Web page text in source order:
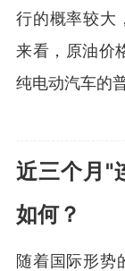
行的概率较大
来看，原油价
纯电动汽车的
近三个月"
如何？
随着国际形势